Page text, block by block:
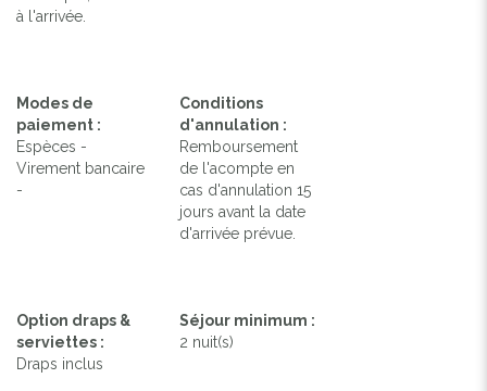
à l'arrivée.
Modes de
paiement :
Espèces -
Virement bancaire
-
Conditions
d'annulation :
Remboursement
de l'acompte en
cas d'annulation 15
jours avant la date
d'arrivée prévue.
Option draps &
serviettes :
Draps inclus
Séjour minimum :
2 nuit(s)